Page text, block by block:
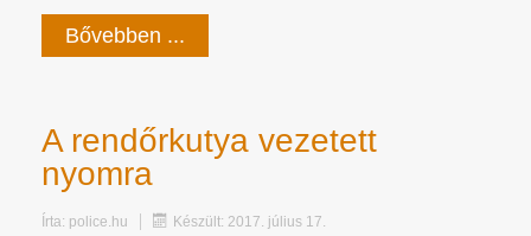
Bővebben ...
A rendőrkutya vezetett
nyomra
Írta: police.hu Készült: 2017. július 17.